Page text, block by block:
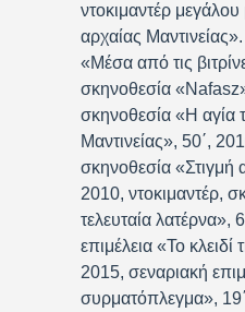
ντοκιμαντέρ
αρχαίας
«Μέσα από τις
σκηνοθεσία
σκηνοθεσία «Η αγία
Μαντινείας», 50΄,
σκηνοθεσία «Στιγμή
2010, ντοκιμαντέρ,
τελευταία λατέρνα»,
επιμέλεια «Το
2015, σεναριακή
συρματόπλεγμα»,